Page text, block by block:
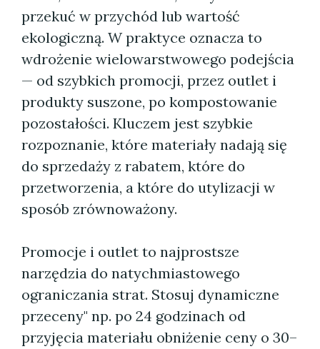
przekuć w przychód lub wartość
ekologiczną. W praktyce oznacza to
wdrożenie wielowarstwowego podejścia
— od szybkich promocji, przez outlet i
produkty suszone, po kompostowanie
pozostałości. Kluczem jest szybkie
rozpoznanie, które materiały nadają się
do sprzedaży z rabatem, które do
przetworzenia, a które do utylizacji w
sposób zrównoważony.
Promocje i outlet to najprostsze
narzędzia do natychmiastowego
ograniczania strat. Stosuj dynamiczne
przeceny" np. po 24 godzinach od
przyjęcia materiału obniżenie ceny o 30–